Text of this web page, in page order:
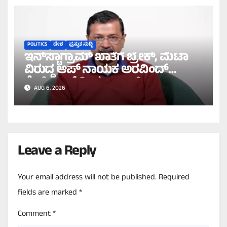
POLITICS ದೇಶ ಪ್ರಸ್ತುತ ಸುದ್ದಿ
ಇನ್‌ಸ್ಟಾಗ್ರಾಮ್ ಖಾತೆಗೆ ಬ್ರೇಕ್, ಮೆಟಾ
ವಿರುದ್ಧ ಆಪ್ ನಾಯಕ ಅರವಿಂದ್
ಕೇಜ್ರಿವಾಲ್ ತೀವ್ರ ವಾಗ್ದಾಳಿ!
AUG 6, 2026
Leave a Reply
Your email address will not be published.Required
fields are marked*
Comment*